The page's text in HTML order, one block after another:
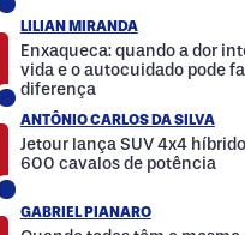
LILIAN MIRANDA
Enxaqueca: quando a dor
vida e o autocuidado pode
diferença
ANTÔNIO CARLOS DA SILVA
Jetour lança SUV 4x4
600 cavalos de potência
GABRIEL PIANARO